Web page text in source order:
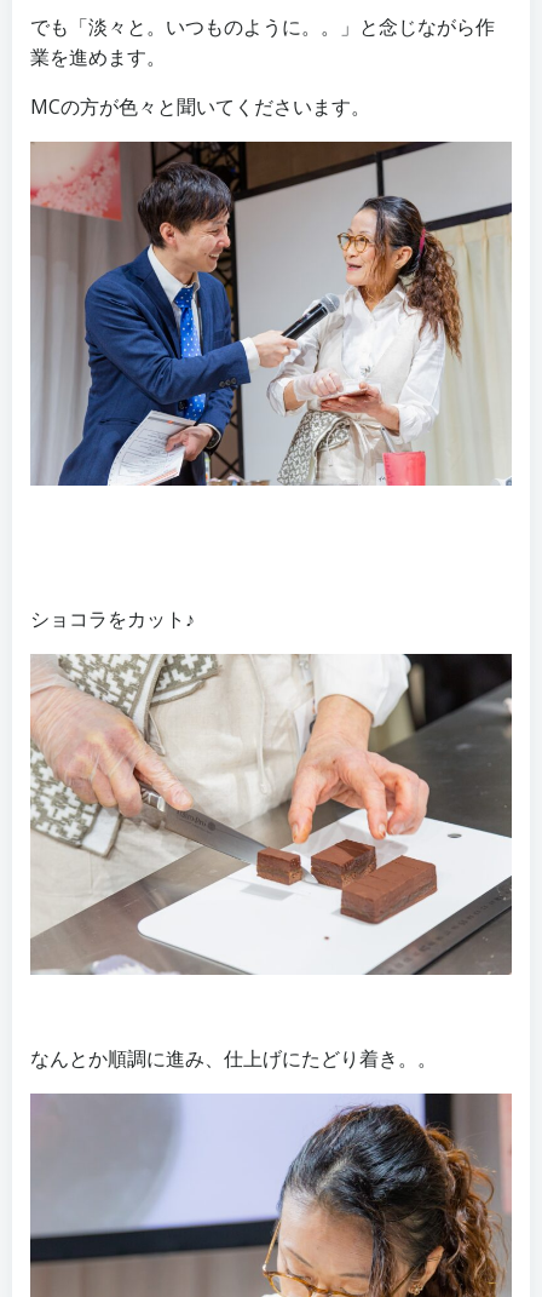
でも「淡々と。いつものように。。」と念じながら作
業を進めます。
MCの方が色々と聞いてくださいます。
ショコラをカット♪
なんとか順調に進み、仕上げにたどり着き。。